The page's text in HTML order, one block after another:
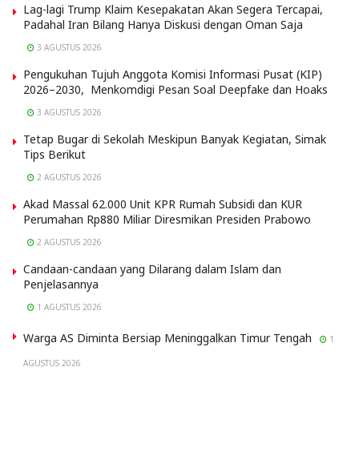
Lag-lagi Trump Klaim Kesepakatan Akan Segera Tercapai,
Padahal Iran Bilang Hanya Diskusi dengan Oman Saja
3 AGUSTUS 2026
Pengukuhan Tujuh Anggota Komisi Informasi Pusat (KIP)
2026–2030, Menkomdigi Pesan Soal Deepfake dan Hoaks
3 AGUSTUS 2026
Tetap Bugar di Sekolah Meskipun Banyak Kegiatan, Simak
Tips Berikut
2 AGUSTUS 2026
Akad Massal 62.000 Unit KPR Rumah Subsidi dan KUR
Perumahan Rp880 Miliar Diresmikan Presiden Prabowo
2 AGUSTUS 2026
Candaan-candaan yang Dilarang dalam Islam dan
Penjelasannya
1 AGUSTUS 2026
Warga AS Diminta Bersiap Meninggalkan Timur Tengah 1
AGUSTUS 2026